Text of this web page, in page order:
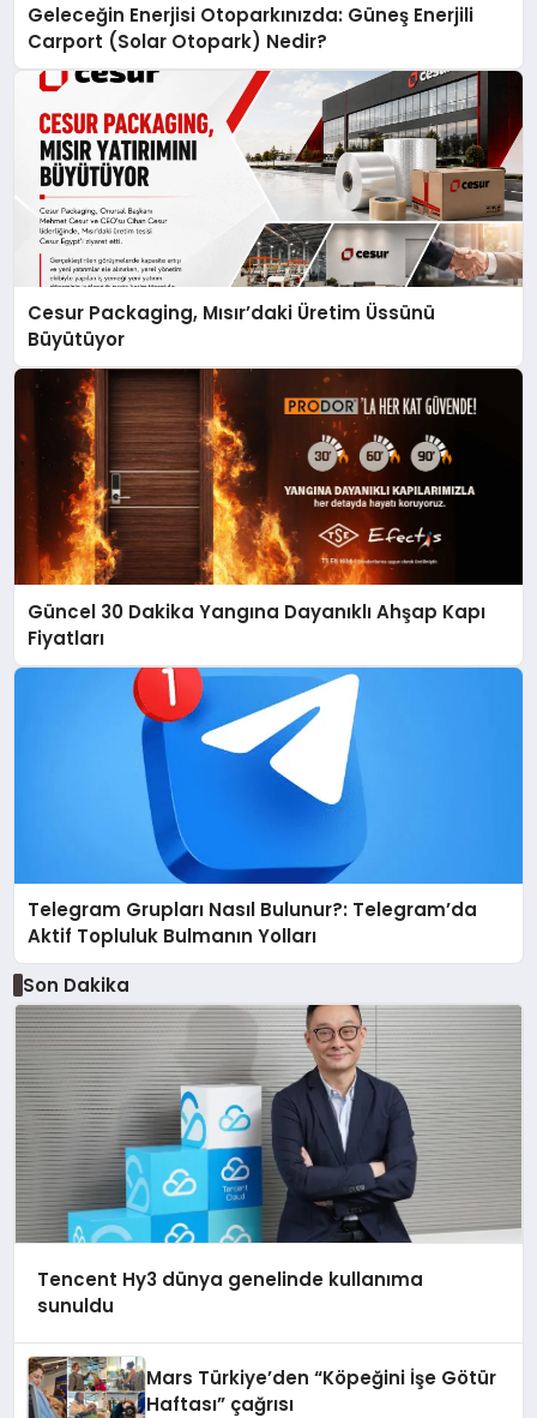
Geleceğin Enerjisi Otoparkınızda: Güneş Enerjili
Carport (Solar Otopark) Nedir?
Cesur Packaging, Mısır’daki Üretim Üssünü
Büyütüyor
Güncel 30 Dakika Yangına Dayanıklı Ahşap Kapı
Fiyatları
Telegram Grupları Nasıl Bulunur?: Telegram’da
Aktif Topluluk Bulmanın Yolları
Son Dakika
Tencent Hy3 dünya genelinde kullanıma
sunuldu
Mars Türkiye’den “Köpeğini İşe Götür
Haftası” çağrısı